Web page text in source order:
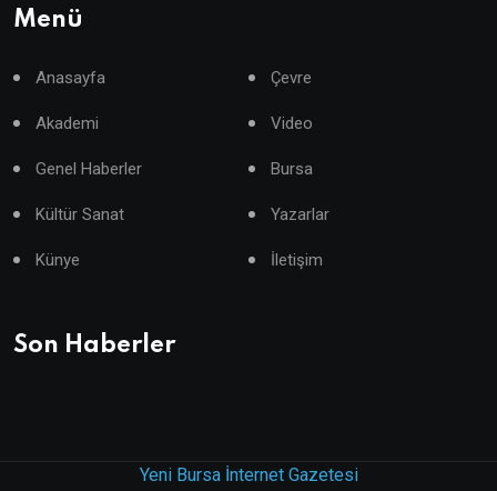
Menü
Anasayfa Çevre
Akademi Video
Genel Haberler Bursa
Kültür Sanat Yazarlar
Künye İletişim
Son Haberler
Yeni Bursa İnternet Gazetesi